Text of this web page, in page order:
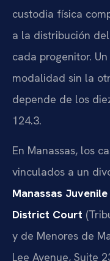
custodia física
a la distribución
cada progenitor.
modalidad sin la
depende de los
124.3.
En Manassas, los
vinculados a un
Manassas
District Court
y de Menores de
Lee Avenue, Suite